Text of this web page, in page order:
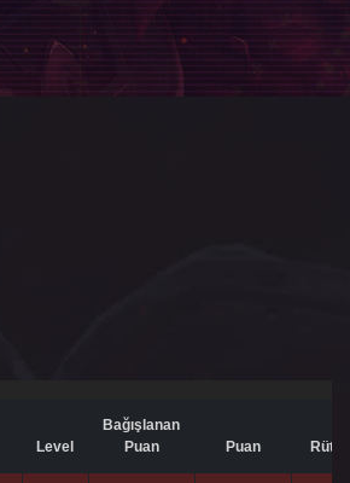
Level
Bağışlanan
Puan
Puan Rütbe